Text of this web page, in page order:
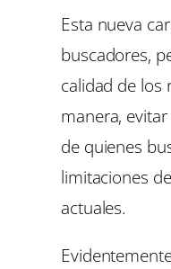
Esta nueva
buscadores,
calidad de los
manera, evitar
de quienes
limitaciones
actuales.